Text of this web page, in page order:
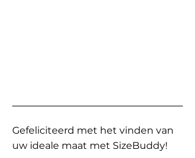
Gefeliciteerd met het vinden van
uw ideale maat met SizeBuddy!